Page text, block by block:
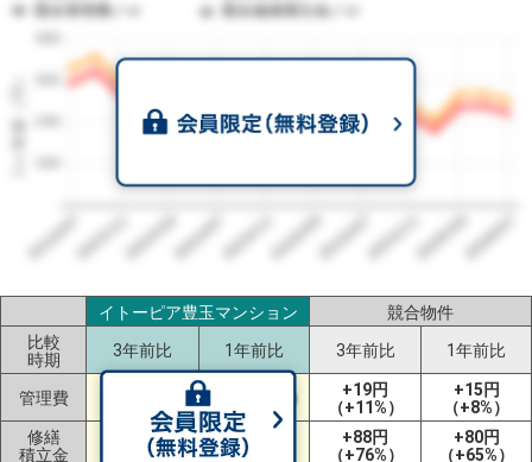
1㎡単価（円）
競合管理費／㎡
競合修繕積立金／㎡
2023/072023/112024/032024/072024/112025/032025/072025/112026/032026/07
イトーピア豊玉マンション
競合物件
比較
時期
3年前比 1年前比 3年前比 1年前比
管理費
（-18%）
+9円（+4%）
+19円
（+11%）
+15円
（+8%）
修繕
積立金
-62円
（-18%）
+10円
（+4%）
+88円
（+76%）
+80円
（+65%）